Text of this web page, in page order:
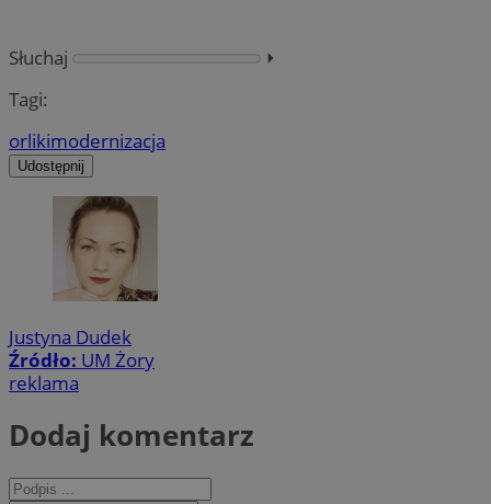
Słuchaj
⏵︎
Tagi:
orlikimodernizacja
Udostępnij
Justyna Dudek
Źródło: UM Żory
reklama
Dodaj komentarz